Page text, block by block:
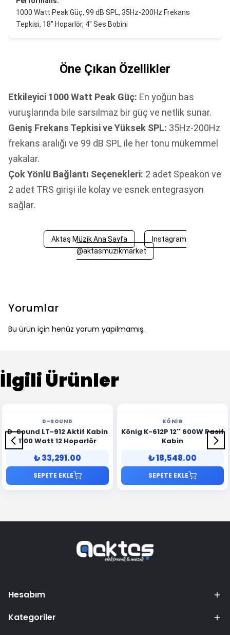
1000 Watt Peak Güç, 99 dB SPL, 35Hz-200Hz Frekans
Tepkisi, 18" Hoparlör, 4" Ses Bobini
Öne Çıkan Özellikler
Etkileyici 1000 Watt Peak Güç: En yoğun bas
vuruşlarında bile sarsılmaz bir güç ve netlik sunar.
Geniş Frekans Tepkisi ve Yüksek SPL: 35Hz-200Hz
frekans aralığı ve 99 dB SPL ile her tonu mükemmel
yakalar.
Çok Yönlü Bağlantı Seçenekleri: 2 adet Speakon ve
2 adet TRS girişi ile kolay ve esnek entegrasyon
sağlar.
Aktaş Müzik Ana Sayfa
Instagram
@aktasmuzikmarket
Yorumlar
Bu ürün için henüz yorum yapılmamış.
İlgili Ürünler
D-SOUND
D-Sound LT-912 Aktif Kabin
1100 Watt 12 Hoparlör
₺ 33,291.00
SEPETE EKLE
KÖNIG
König K-612P 12'' 600W Pasif
Kabin
₺ 18,548.00
SEPETE EKLE
Hesabım
Kategoriler